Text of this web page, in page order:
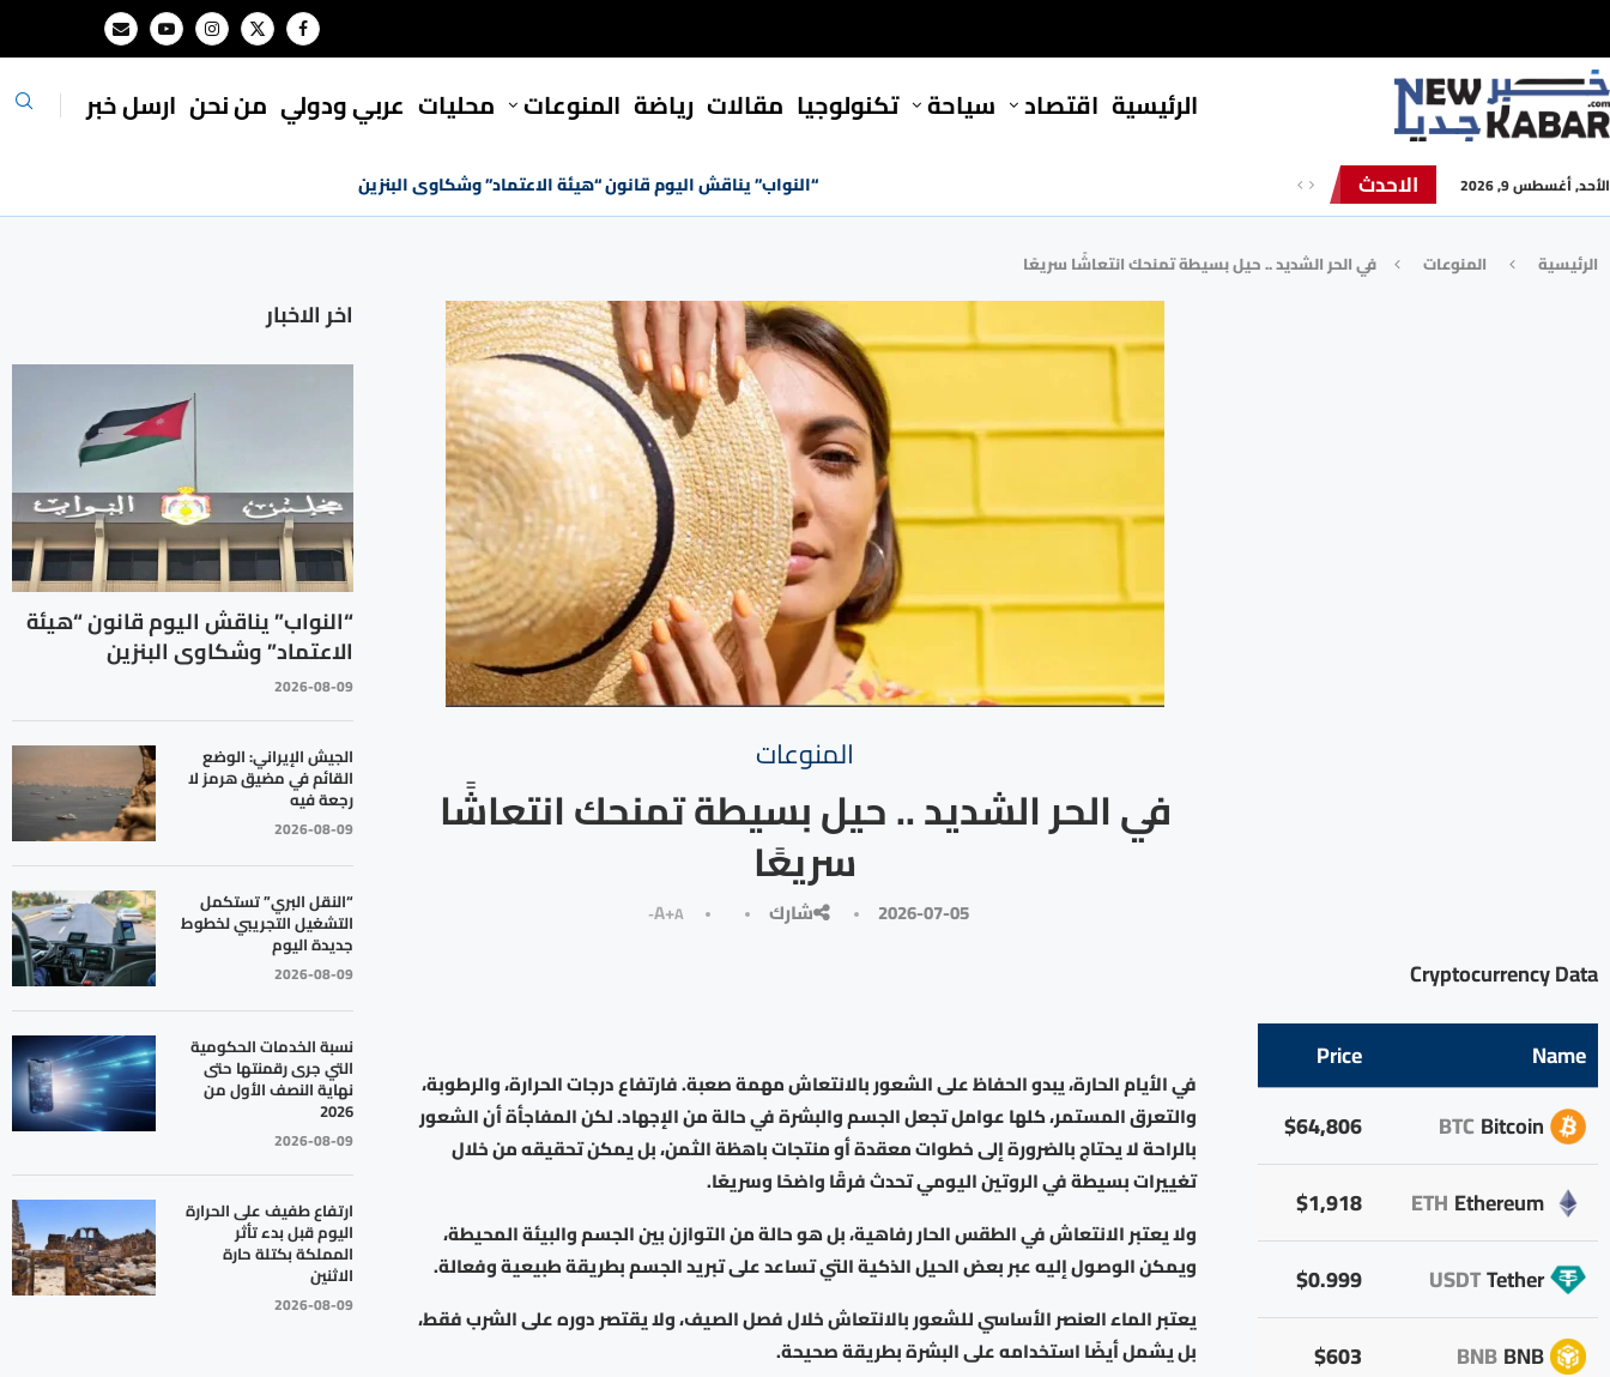
الرئيسية ⁠اقتصاد سياحة تكنولوجيا مقالات رياضة المنوعات محليات ⁠عربي ودولي من نحن ارسل خبر
الأحد, أغسطس 9, 2026 الاحدث “النواب” يناقش اليوم قانون “هيئة الاعتماد” وشكاوى البنزين
الرئيسية المنوعات في الحر الشديد .. حيل بسيطة تمنحك انتعاشًا سريعًا
المنوعات
في الحر الشديد .. حيل بسيطة تمنحك انتعاشًا
سريعًا
2026-07-05 شارك A+A-
في الأيام الحارة، يبدو الحفاظ على الشعور بالانتعاش مهمة صعبة. فارتفاع درجات الحرارة، والرطوبة،
والتعرق المستمر، كلها عوامل تجعل الجسم والبشرة في حالة من الإجهاد. لكن المفاجأة أن الشعور
بالراحة لا يحتاج بالضرورة إلى خطوات معقدة أو منتجات باهظة الثمن، بل يمكن تحقيقه من خلال
تغييرات بسيطة في الروتين اليومي تحدث فرقًا واضحًا وسريعًا.
ولا يعتبر الانتعاش في الطقس الحار رفاهية، بل هو حالة من التوازن بين الجسم والبيئة المحيطة،
ويمكن الوصول إليه عبر بعض الحيل الذكية التي تساعد على تبريد الجسم بطريقة طبيعية وفعالة.
يعتبر الماء العنصر الأساسي للشعور بالانتعاش خلال فصل الصيف، ولا يقتصر دوره على الشرب فقط،
بل يشمل أيضًا استخدامه على البشرة بطريقة صحيحة.
اخر الاخبار
“النواب” يناقش اليوم قانون “هيئة
الاعتماد” وشكاوى البنزين
2026-08-09
الجيش الإيراني: الوضع
القائم في مضيق هرمز لا
رجعة فيه
2026-08-09
“النقل البري” تستكمل
التشغيل التجريبي لخطوط
جديدة اليوم
2026-08-09
نسبة الخدمات الحكومية
التي جرى رقمنتها حتى
نهاية النصف الأول من
2026
2026-08-09
ارتفاع طفيف على الحرارة
اليوم قبل بدء تأثر
المملكة بكتلة حارة
الاثنين
2026-08-09
Cryptocurrency Data
Name
Price
Bitcoin
BTC
$64,806
Ethereum
ETH
$1,918
Tether
USDT
$0.999
BNB
BNB
$603